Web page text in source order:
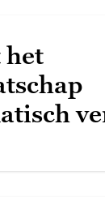
het